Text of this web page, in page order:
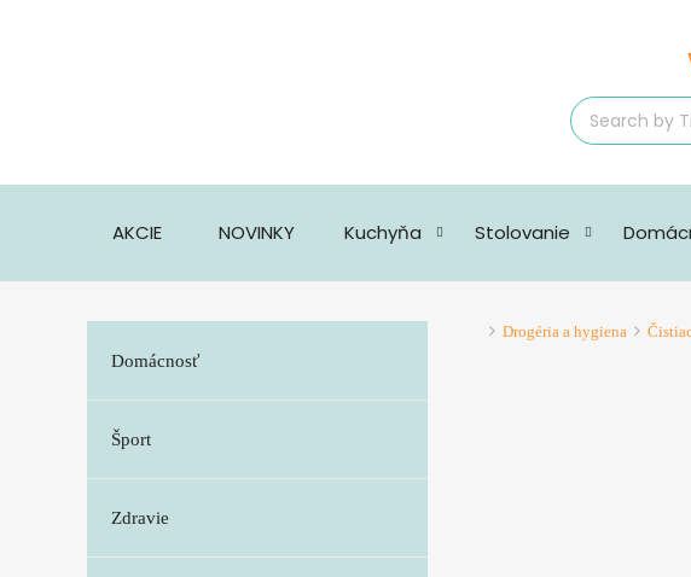
AKCIE NOVINKY Kuchyňa Stolovanie
Drogéria a hygiena
Domácnosť
Šport
Zdravie